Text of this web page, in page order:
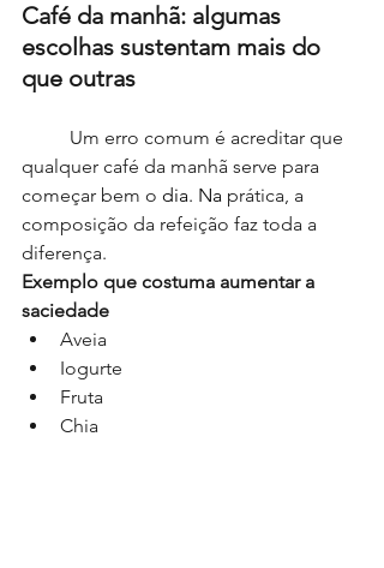
Café da manhã: algumas
escolhas sustentam mais do
que outras
qualquer café da manhã serve para
começar bem o dia. Na prática, a
composição da refeição faz toda a
diferença.
Exemplo que costuma aumentar a
saciedade
Aveia
Iogurte
Fruta
Chia